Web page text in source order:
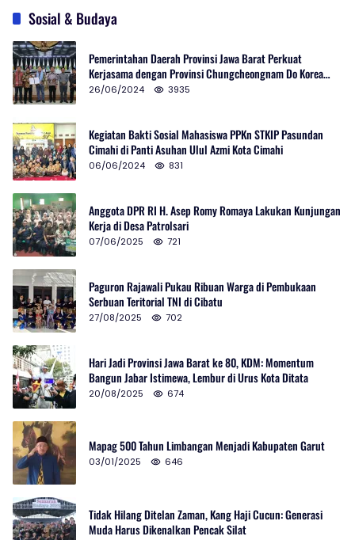
Sosial & Budaya
Pemerintahan Daerah Provinsi Jawa Barat Perkuat
Kerjasama dengan Provinsi Chungcheongnam Do Korea
Selatan
26/06/2024 3935
Kegiatan Bakti Sosial Mahasiswa PPKn STKIP Pasundan
Cimahi di Panti Asuhan Ulul Azmi Kota Cimahi
06/06/2024 831
Anggota DPR RI H. Asep Romy Romaya Lakukan Kunjungan
Kerja di Desa Patrolsari
07/06/2025 721
Paguron Rajawali Pukau Ribuan Warga di Pembukaan
Serbuan Teritorial TNI di Cibatu
27/08/2025 702
Hari Jadi Provinsi Jawa Barat ke 80, KDM: Momentum
Bangun Jabar Istimewa, Lembur di Urus Kota Ditata
20/08/2025 674
Mapag 500 Tahun Limbangan Menjadi Kabupaten Garut
03/01/2025 646
Tidak Hilang Ditelan Zaman, Kang Haji Cucun: Generasi
Muda Harus Dikenalkan Pencak Silat